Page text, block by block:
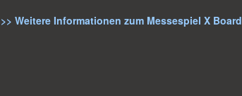
>> Weitere Informationen zum Messespiel X Board